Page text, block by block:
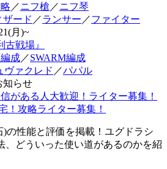
／ニフ槍 ／ニフ琴
ザード ／ランサー ／ファイター
月)~
戦場』
成／SWARM編成
ヴァクレド ／パパル
知らせ
がある人大歓迎！ライター募集！
！攻略ライター募集！
)の性能と評価を掲載！ユグドラシ
、どういった使い道があるのかを紹